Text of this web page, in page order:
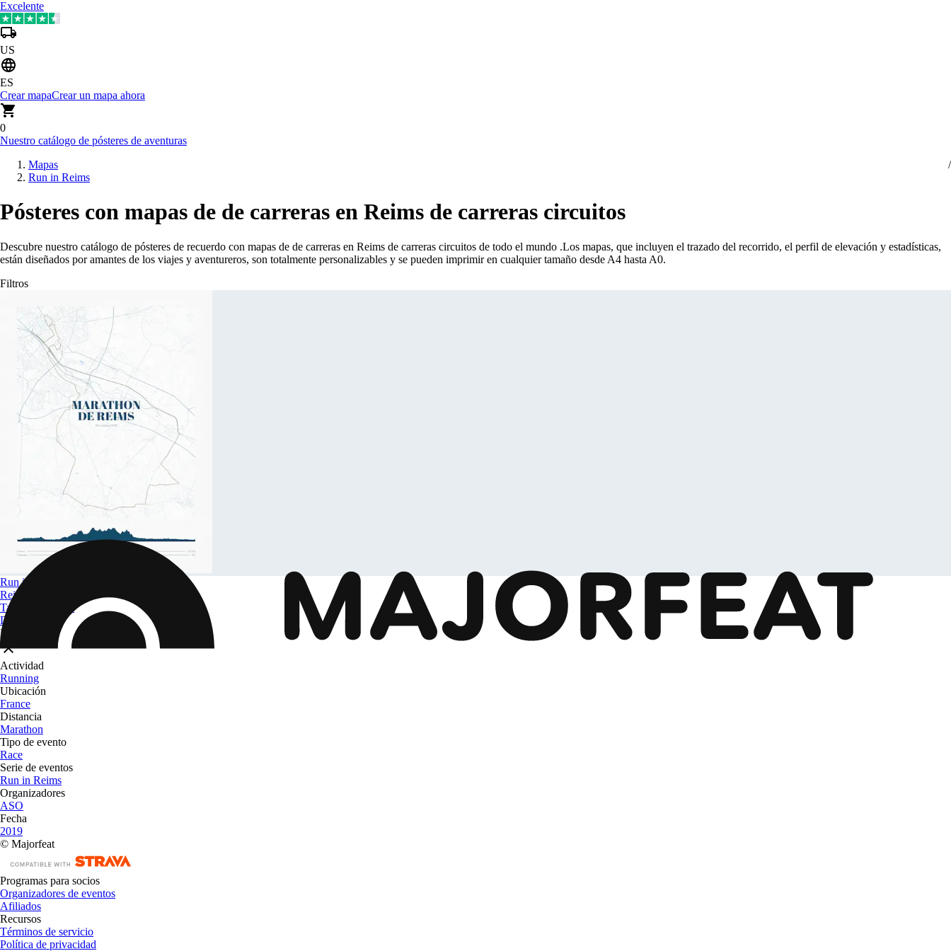
Excelente
US
ES
Crear mapaCrear un mapa ahora
0
Nuestro catálogo de pósteres de aventuras
Mapas
Run in Reims
Pósteres con mapas de de carreras en Reims de carreras circuitos
Descubre nuestro catálogo de pósteres de recuerdo con mapas de de carreras en Reims de carreras circuitos de todo el mundo .Los mapas, que incluyen el trazado del recorrido, el perfil de elevación y estadísticas,
están diseñados por amantes de los viajes y aventureros, son totalmente personalizables y se pueden imprimir en cualquier tamaño desde A4 hasta A0.
Filtros
Run in Reims
Reims Marathon
Tamaño
Desde
Filtros
Actividad
Running
Ubicación
France
Distancia
Marathon
Tipo de evento
Race
Serie de eventos
Run in Reims
Organizadores
ASO
Fecha
2019
© Majorfeat
Programas para socios
Organizadores de eventos
Afiliados
Recursos
Términos de servicio
Política de privacidad